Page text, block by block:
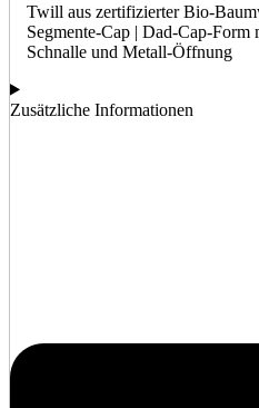
Twill aus zertifizierter Bio-
Segmente-Cap | Dad-Cap-
Schnalle und Metall-Öffnung
Zusätzliche Informationen